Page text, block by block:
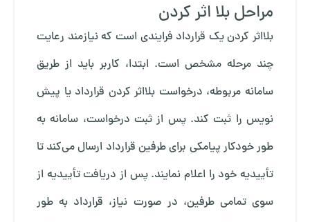
مراحل بلا اثر کردن
بلااثر کردن یک قرارداد فرایندی است که نیازمند رعایت
چند مرحله مشخص است. ابتدا، کاربر باید از طریق
سامانه مربوطه، درخواست بلااثر کردن قرارداد یا پیش
نویس را ثبت کند. پس از ثبت درخواست، سامانه به
طور خودکار پیامکی برای طرفین قرارداد ارسال می‌کند تا
تأییدیه خود را اعلام نمایند. پس از دریافت تأییدیه از
سوی تمامی طرفین، در صورت نیاز، قرارداد به طور